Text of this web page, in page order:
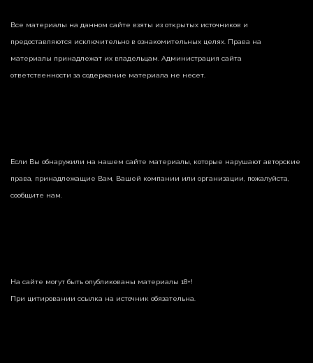
Все материалы на данном сайте взяты из открытых источников и
предоставляются исключительно в ознакомительных целях. Права на
материалы принадлежат их владельцам. Администрация сайта
ответственности за содержание материала не несет.
Если Вы обнаружили на нашем сайте материалы, которые нарушают авторские
права, принадлежащие Вам, Вашей компании или организации, пожалуйста,
сообщите нам.
На сайте могут быть опубликованы материалы 18+!
При цитировании ссылка на источник обязательна.